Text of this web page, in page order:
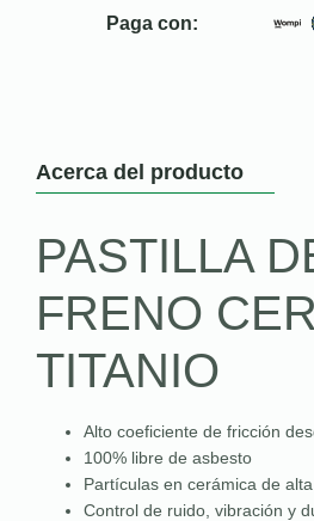
Paga con:
Acerca del producto
PASTILLA
FRENO
TITANIO
Alto coeficiente de fricción
100% libre de asbesto
Partículas en cerámica de
Control de ruido, vibración y